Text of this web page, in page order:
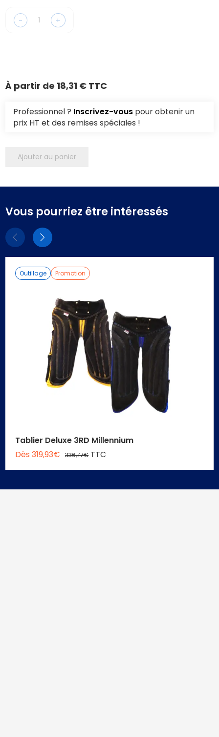
- +
À partir de 18,31 € TTC
Professionnel ? Inscrivez-vous pour obtenir un
prix HT et des remises spéciales !
Ajouter au panier
Vous pourriez être intéressés
ElémentsEléments
Outillage Promotion
Tablier Deluxe 3RD Millennium
Dès 319,93€
336,77€TTC